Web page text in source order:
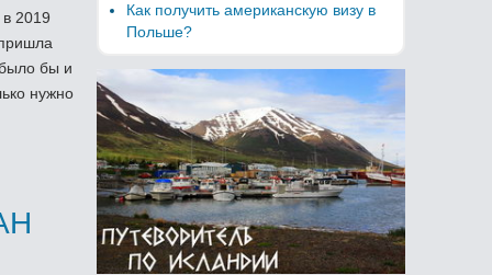
2019
бы и
нужно
Как получить американскую визу в
Польше?